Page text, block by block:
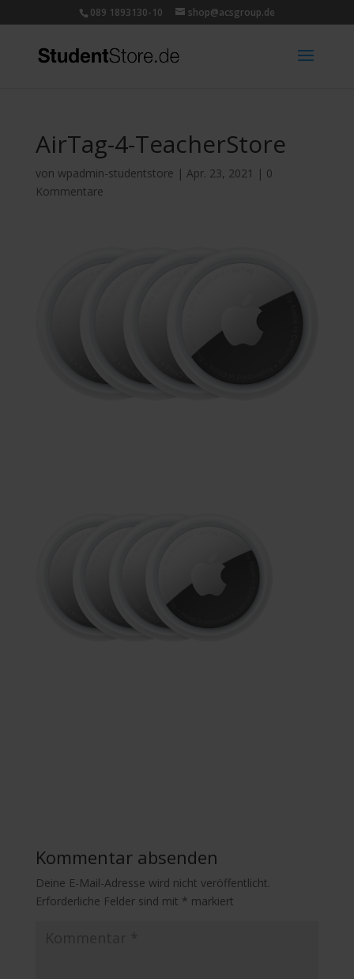
089 1893130-10 shop@acsgroup.de
AirTag-4-TeacherStore
von wpadmin-studentstore | Apr. 23, 2021 | 0
Kommentare
Kommentar absenden
Deine E-Mail-Adresse wird nicht veröffentlicht.
Erforderliche Felder sind mit * markiert